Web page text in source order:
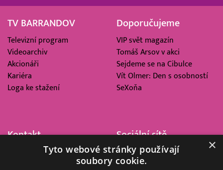
TV BARRANDOV
Televizní program
Videoarchiv
Akcionáři
Kariéra
Loga ke stažení
Doporučujeme
VIP svět magazín
Tomáš Arsov v akci
Sejdeme se na Cibulce
Vít Olmer: Den s osobností
SeXoňa
Kontakt
Barrandov Televizní Studio,
Sociální sítě
×
Tyto webové stránky používají
soubory cookie.